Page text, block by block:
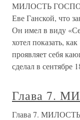
МИЛОСТЬ ГОСПОДА
Еве Ганской, что
Он имел в виду
хотел показать,
проявляет себя
сделал в сентябре
Глава 7.
Глава 7.